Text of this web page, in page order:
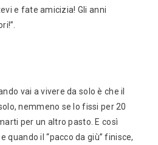
e fate amicizia! Gli anni
vai a vivere da solo è che il
nemmeno se lo fissi per 20
per un altro pasto. E così
quando il “pacco da giù” finisce,